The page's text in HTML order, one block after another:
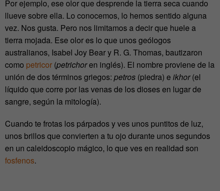
Por ejemplo, ese olor que desprende la tierra seca cuando
llueve sobre ella. Lo conocemos, lo hemos sentido alguna
vez. Nos gusta. Pero nos limitamos a decir que huele a
tierra mojada. Ese olor es lo que unos geólogos
australianos, Isabel Joy Bear y R. G. Thomas, bautizaron
como petricor (petrichoren inglés). El nombre proviene de la
unión de dos términos griegos: petros (piedra) e ikhor(el
líquido que corre por las venas de los dioses en lugar de
sangre, según la mitología).
Cuando te frotas los párpados y ves unos puntitos de luz,
unos brillos que convierten a tu ojo durante unos segundos
en un caleidoscopio mágico, lo que ves en realidad son
fosfenos.